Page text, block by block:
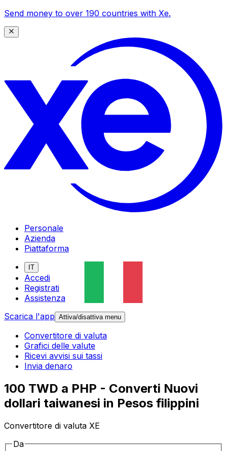
Send money to over 190 countries with Xe.
Personale
Azienda
Piattaforma
IT
Accedi
Registrati
Assistenza
Scarica l'app Attiva/disattiva menu
Convertitore di valuta
Grafici delle valute
Ricevi avvisi sui tassi
Invia denaro
100 TWD a PHP - Converti Nuovi
dollari taiwanesi in Pesos filippini
Convertitore di valuta XE
Da